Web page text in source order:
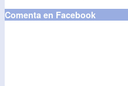
Comenta en Facebook